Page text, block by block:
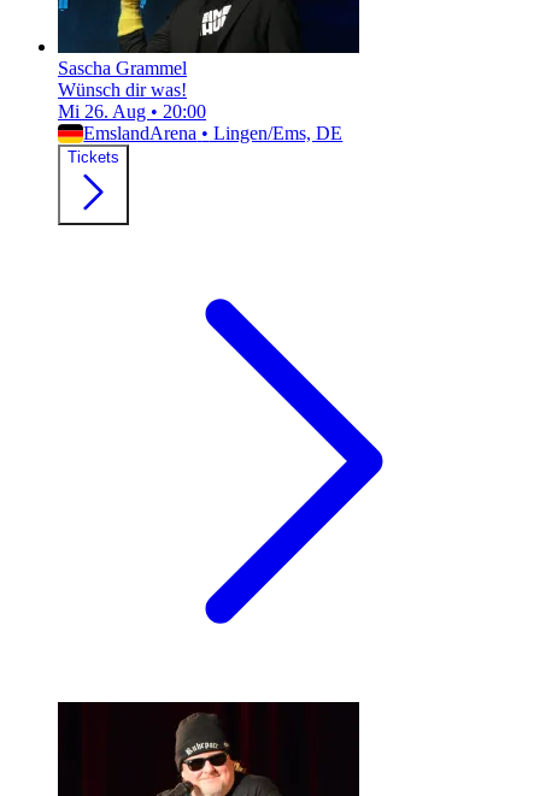
Sascha Grammel
Wünsch dir was!
Mi 26. Aug • 20:00
EmslandArena • Lingen/Ems, DE
Tickets